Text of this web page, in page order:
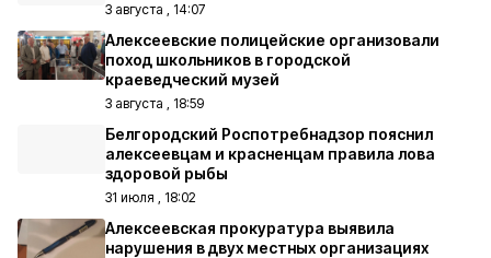
3 августа , 14:07
Алексеевские полицейские организовали
поход школьников в городской
краеведческий музей
3 августа , 18:59
Белгородский Роспотребнадзор пояснил
алексеевцам и красненцам правила лова
здоровой рыбы
31 июля , 18:02
Алексеевская прокуратура выявила
нарушения в двух местных организациях